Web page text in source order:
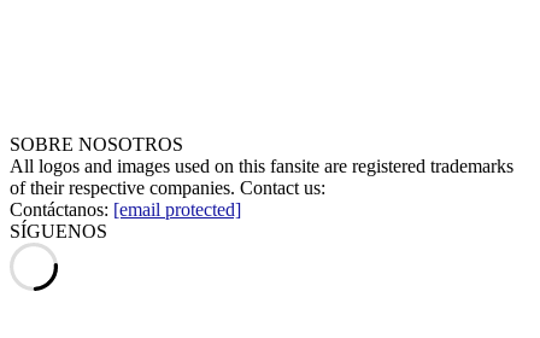
SOBRE NOSOTROS
All logos and images used on this fansite are registered trademarks
of their respective companies. Contact us:
Contáctanos: [email protected]
SÍGUENOS